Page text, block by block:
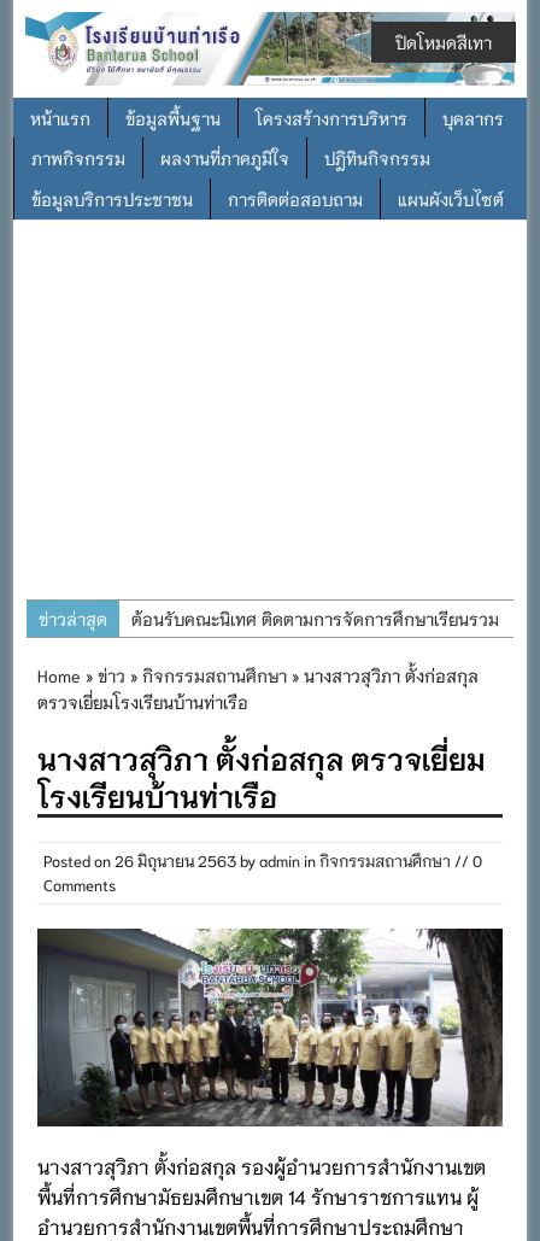
หน้าแรก ข้อมูลพื้นฐาน โครงสร้างการบริหาร
บุคลากร
ภาพกิจกรรม
ผลงานที่ภาคภูมิใจ
ปฎิทินกิจกรรม
ข้อมูลบริการประชาชน
การติดต่อสอบถาม แผนผังเว็บไซต์
ข่าวล่าสุด
ต้อนรับคณะนิเทศ ติดตามการจัดการศึกษาเรียนรวม
การอบรมการจัดทำแผนพัฒนาการจัดการศึกษาและ
สำนักงานเขตพื้นที่การศึกษาประถมศึกษาภูเก็ต
พิธีถวายเครื่องราชสักการะ วางพานพุ่ม และจุด
พระชนมพรรษา พระบาทสมเด็จพระเจ้าอยู่หัว ๒๘
กิจกรรมถวายเทียนพรรษา สืบสานพระพุทธศาสนา
เนื่องในวันอาสาฬหบูชาและวันเข้าพรรษา
กิจกรรม SAFETY FOR KIDS เสริมสร้างวินัยและ
ความปลอดภัยในการใช้รถใช้ถนน
Home »ข่าว »กิจกรรมสถานศึกษา » นางสาวสุวิภา ตั้งก่อสกุล
ตรวจเยี่ยมโรงเรียนบ้านท่าเรือ
นางสาวสุวิภา ตั้งก่อสกุล ตรวจเยี่ยม
โรงเรียนบ้านท่าเรือ
Posted on26 มิถุนายน 2563byadmininกิจกรรมสถานศึกษา // 0
Comments
นางสาวสุวิภา ตั้งก่อสกุล รองผู้อำนวยการสำนักงานเขต
พื้นที่การศึกษามัธยมศึกษาเขต 14 รักษาราชการแทน ผู้
อำนวยการสำนักงานเขตพื้นที่การศึกษาประถมศึกษา
ปิดโหมดสีเทา